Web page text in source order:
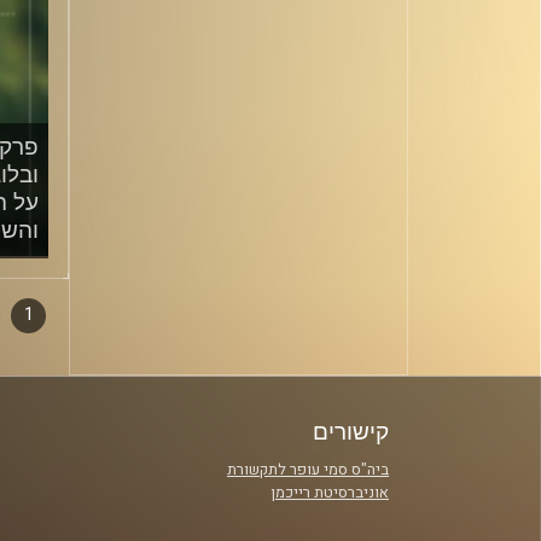
על
סגירה
1
קישורים
ביה"ס סמי עופר לתקשורת
אוניברסיטת רייכמן